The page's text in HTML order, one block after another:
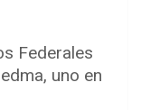
Federales
uno en